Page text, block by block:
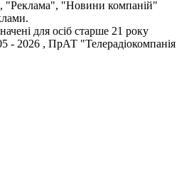
"Реклама", "Новини компаній"
для осіб старше 21 року
- 2026 , ПрАТ "Телерадіокомпанія